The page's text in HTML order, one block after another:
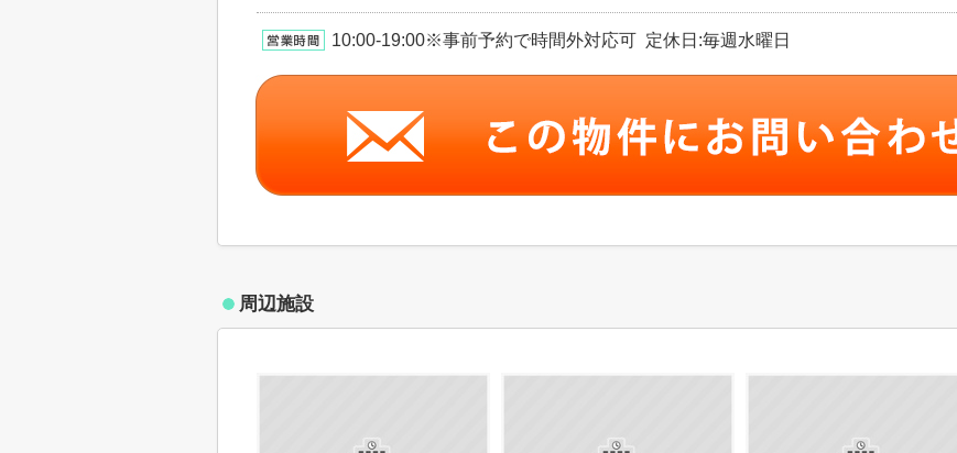
10:00-19:00※事前予約で時間外対応可 定休日:毎週水曜日
周辺施設